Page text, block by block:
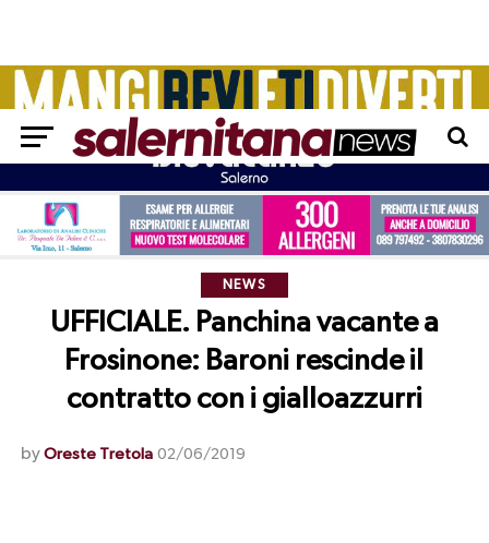
NEWS
UFFICIALE. Panchina vacante a
Frosinone: Baroni rescinde il
contratto con i gialloazzurri
by Oreste Tretola 02/06/2019